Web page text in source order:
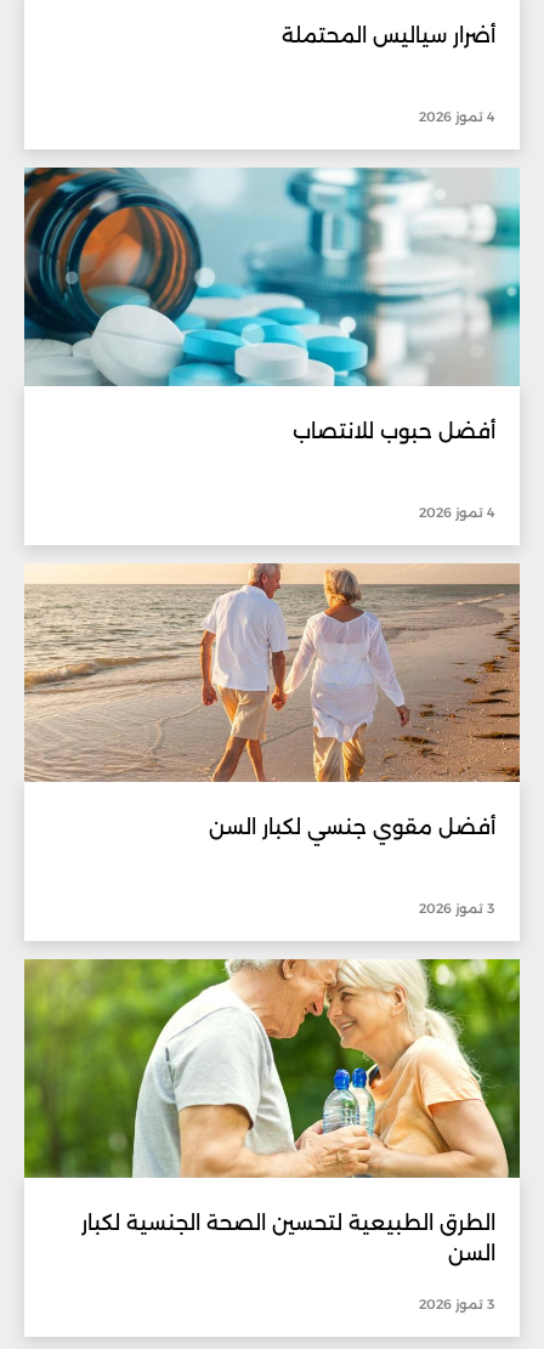
أضرار سياليس المحتملة
4 تموز 2026
أفضل حبوب للانتصاب
4 تموز 2026
أفضل مقوي جنسي لكبار السن
3 تموز 2026
الطرق الطبيعية لتحسين الصحة الجنسية لكبار
السن
3 تموز 2026